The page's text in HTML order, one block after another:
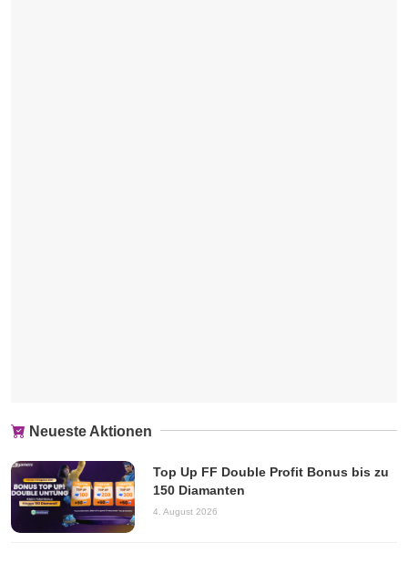
Neueste Aktionen
Top Up FF Double Profit Bonus bis zu
150 Diamanten
4. August 2026